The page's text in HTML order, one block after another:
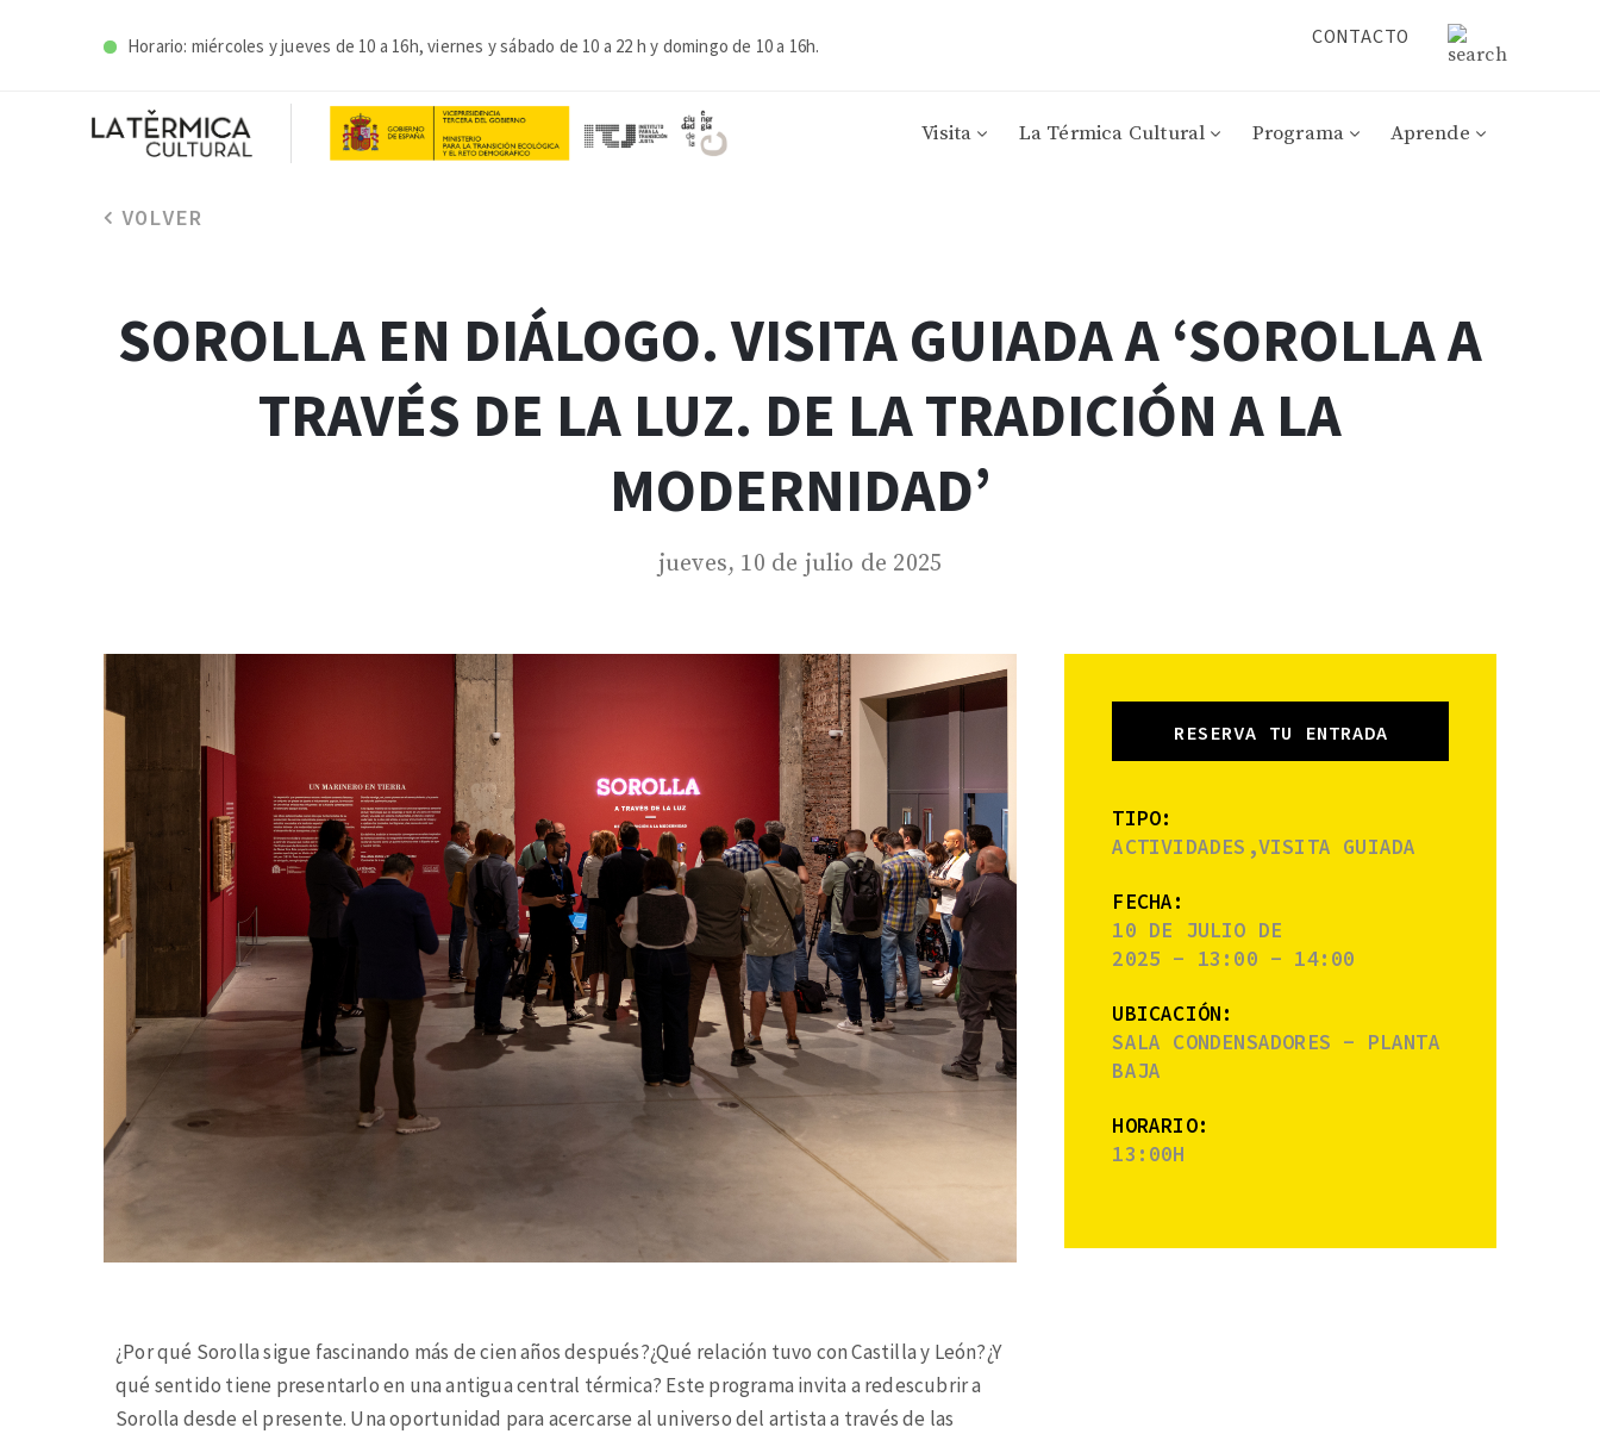
Horario: miércoles y jueves de 10 a 16h, viernes y sábado de 10 a 22 h y domingo de 10 a 16h. CONTACTO
Visita La Térmica Cultural Programa Aprende
VOLVER
SOROLLA EN DIÁLOGO. VISITA GUIADA A ‘SOROLLA A
TRAVÉS DE LA LUZ. DE LA TRADICIÓN A LA
MODERNIDAD’
jueves, 10 de julio de 2025
¿Por qué Sorolla sigue fascinando más de cien años después?¿Qué relación tuvo con Castilla y León?¿Y
qué sentido tiene presentarlo en una antigua central térmica? Este programa invita a redescubrir a
Sorolla desde el presente. Una oportunidad para acercarse al universo del artista a través de las
RESERVA TU ENTRADA
TIPO:
ACTIVIDADES,VISITA GUIADA
FECHA:
10 DE JULIO DE
2025 - 13:00 - 14:00
UBICACIÓN:
SALA CONDENSADORES - PLANTA
BAJA
HORARIO:
13:00H